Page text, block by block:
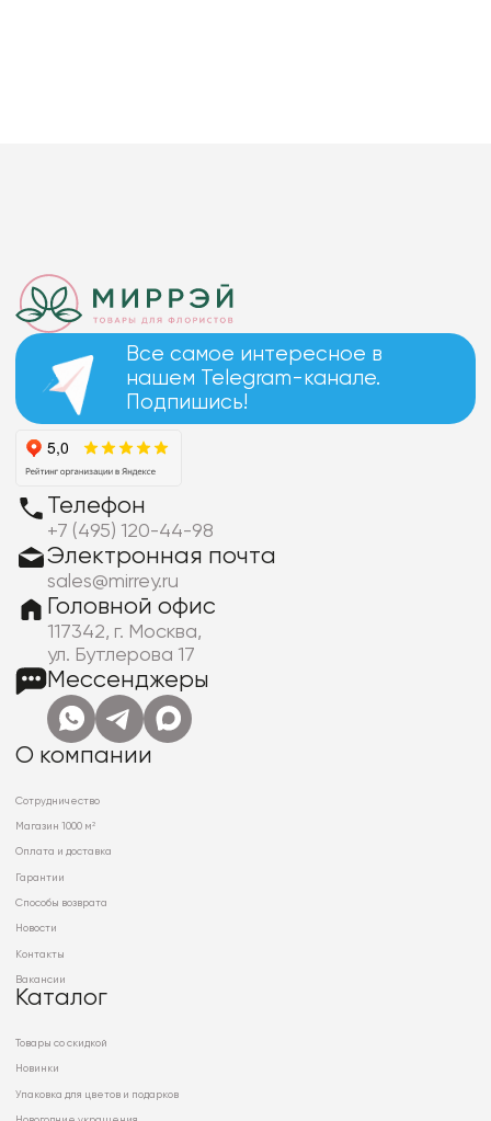
Все самое интересное в
нашем Telegram-канале.
Подпишись!
Телефон
+7 (495) 120-44-98
Электронная почта
sales@mirrey.ru
Головной офис
117342, г. Москва,
ул. Бутлерова 17
Мессенджеры
О компании
Сотрудничество
Магазин 1000 м²
Оплата и доставка
Гарантии
Способы возврата
Новости
Контакты
Вакансии
Каталог
Товары со скидкой
Новинки
Упаковка для цветов и подарков